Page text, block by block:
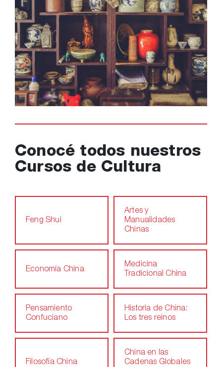
Conocé todos nuestros
Cursos de Cultura
Feng Shui
Artes y
Manualidades
Chinas
Economía China
Medicina
Tradicional China
Pensamiento
Confuciano
Historia de China:
Los tres reinos
Filosofía China
China en las
Cadenas Globales